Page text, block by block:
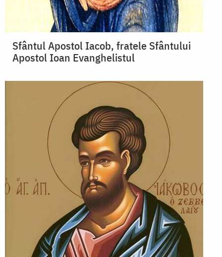
Sfântul Apostol Iacob, fratele Sfântului
Apostol Ioan Evanghelistul